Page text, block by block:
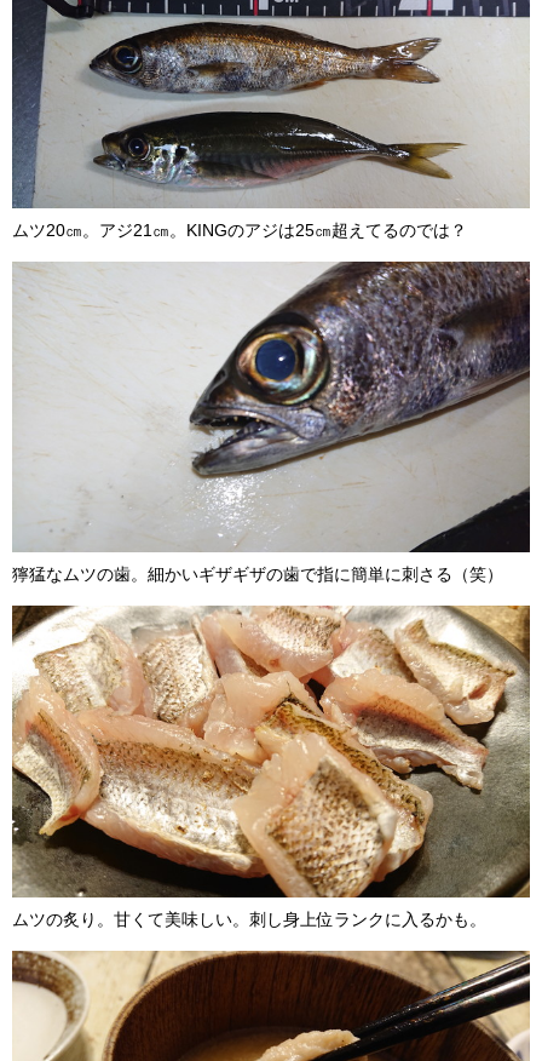
ムツ20㎝。アジ21㎝。KINGのアジは25㎝超えてるのでは？
獰猛なムツの歯。細かいギザギザの歯で指に簡単に刺さる（笑）
ムツの炙り。甘くて美味しい。刺し身上位ランクに入るかも。